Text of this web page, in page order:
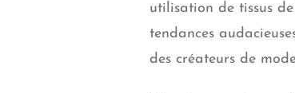
utilisation de tissus
tendances
des créateurs de